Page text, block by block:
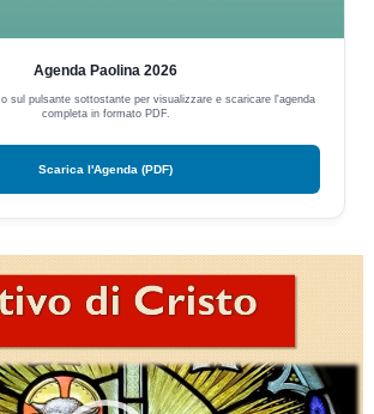
Agenda Paolina 2026
sul pulsante sottostante per visualizzare e scaricare l'agenda
completa in formato PDF.
Scarica l'Agenda (PDF)